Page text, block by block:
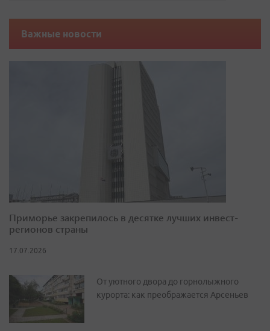
Важные новости
Приморье закрепилось в десятке лучших инвест-
регионов страны
17.07.2026
От уютного двора до горнолыжного
курорта: как преображается Арсеньев